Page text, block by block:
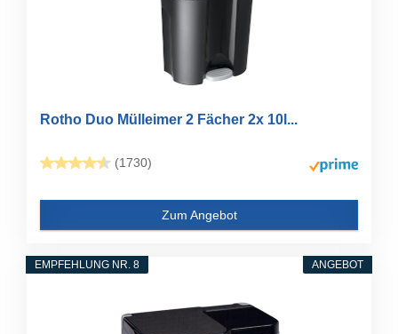
Rotho Duo Mülleimer 2 Fächer 2x 10l...
(1730)
Zum Angebot
ANGEBOT
EMPFEHLUNG NR. 8